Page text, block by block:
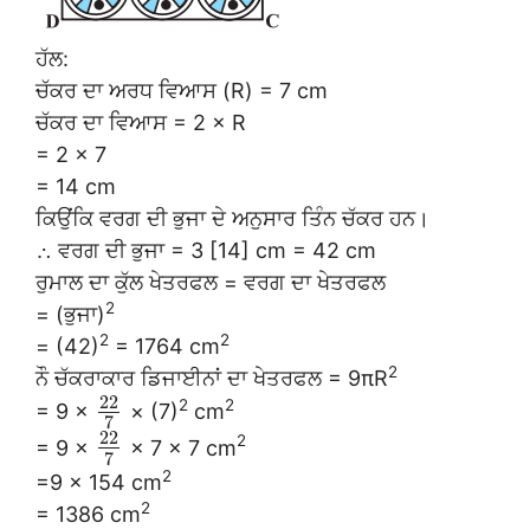
ਹੱਲ:
ਚੱਕਰ ਦਾ ਅਰਧ ਵਿਆਸ (R) = 7 cm
ਚੱਕਰ ਦਾ ਵਿਆਸ = 2 × R
= 2 × 7
= 14 cm
ਕਿਉਂਕਿ ਵਰਗ ਦੀ ਭੁਜਾ ਦੇ ਅਨੁਸਾਰ ਤਿੰਨ ਚੱਕਰ ਹਨ।
∴ ਵਰਗ ਦੀ ਭੁਜਾ = 3 [14] cm = 42 cm
ਰੁਮਾਲ ਦਾ ਕੁੱਲ ਖੇਤਰਫਲ = ਵਰਗ ਦਾ ਖੇਤਰਫਲ
= (ਭੁਜਾ)2
= (42)2 = 1764 cm2
ਨੌ ਚੱਕਰਾਕਾਰ ਡਿਜਾਈਨਾਂ ਦਾ ਖੇਤਰਫਲ = 9πR2
= 9 ×
22
7
× (7)2cm2
= 9 ×
22
7
× 7 × 7 cm2
=9 × 154 cm2
= 1386 cm2